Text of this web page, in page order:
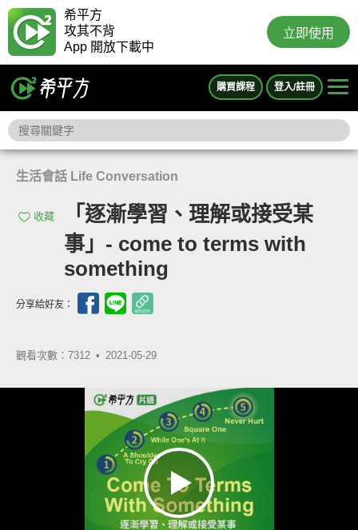
希平方
攻其不背
App 開放下載中
立即使用
購買課程 登入/註冊
生活會話 Life Conversation
收藏
「逐漸學習、理解或接受某
事」- come to terms with
something
分享給好友：
觀看次數：7312 • 2021-05-29